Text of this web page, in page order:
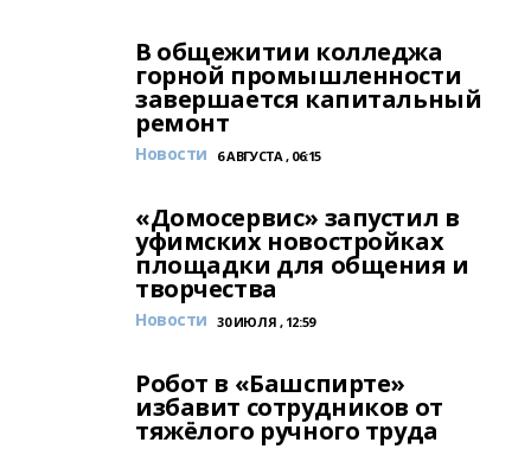
В общежитии колледжа
горной промышленности
завершается капитальный
ремонт
Новости 6 АВГУСТА , 06:15
«Домосервис» запустил в
уфимских новостройках
площадки для общения и
творчества
Новости 30 ИЮЛЯ , 12:59
Робот в «Башспирте»
избавит сотрудников от
тяжёлого ручного труда